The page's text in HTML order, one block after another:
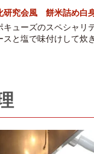
研究会風 餅米詰め白
キューズのスペシャリ
スと塩で味付けして炊